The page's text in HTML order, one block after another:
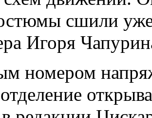
сшили уже
Игоря
номером